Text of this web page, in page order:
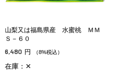
山梨又は福島県産 水蜜桃 ＭＭ
Ｓ－６０
6,480 円 （8%税込）
在庫：✕